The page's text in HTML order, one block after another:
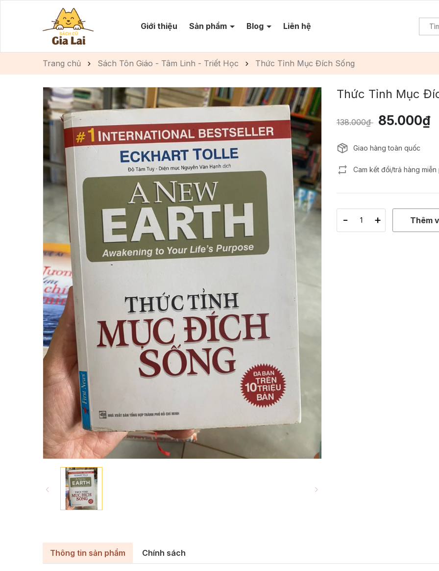
Giới thiệu Sản phẩm Blog Liên hệ
Trang chủ Sách Tôn Giáo - Tâm Linh - Triết Học Thức Tỉnh Mục Đích Sống
Thức Tỉnh Mục
138.000₫ 85.000₫
Giao hàng toàn quốc
Cam kết đổi/trả hàng miễn
- + Thêm
Thông tin sản phẩm Chính sách